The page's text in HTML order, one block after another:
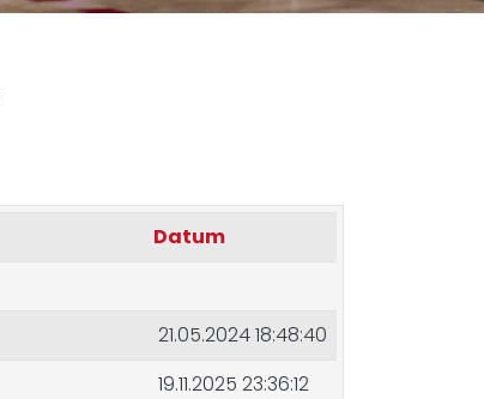
Datum
21.05.2024 18:48:40
19.11.2025 23:36:12